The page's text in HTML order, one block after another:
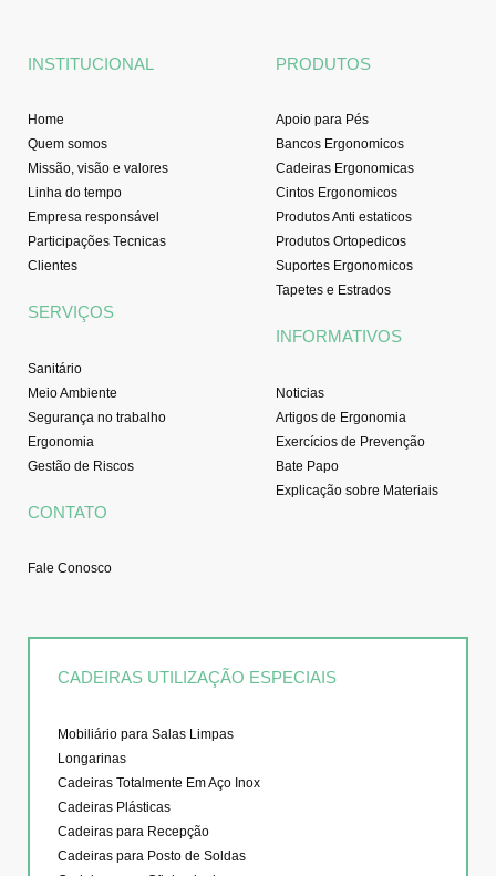
e
n
INSTITUCIONAL
Home
Quem somos
Missão, visão e valores
Linha do tempo
Empresa responsável
Participações Tecnicas
Clientes
SERVIÇOS
Sanitário
Meio Ambiente
Segurança no trabalho
Ergonomia
Gestão de Riscos
CONTATO
Fale Conosco
PRODUTOS
Apoio para Pés
Bancos Ergonomicos
Cadeiras Ergonomicas
Cintos Ergonomicos
Produtos Anti estaticos
Produtos Ortopedicos
Suportes Ergonomicos
Tapetes e Estrados
INFORMATIVOS
Noticias
Artigos de Ergonomia
Exercícios de Prevenção
Bate Papo
Explicação sobre Materiais
CADEIRAS UTILIZAÇÃO ESPECIAIS
Mobiliário para Salas Limpas
Longarinas
Cadeiras Totalmente Em Aço Inox
Cadeiras Plásticas
Cadeiras para Recepção
Cadeiras para Posto de Soldas